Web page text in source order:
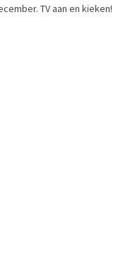
TV aan en kieken!